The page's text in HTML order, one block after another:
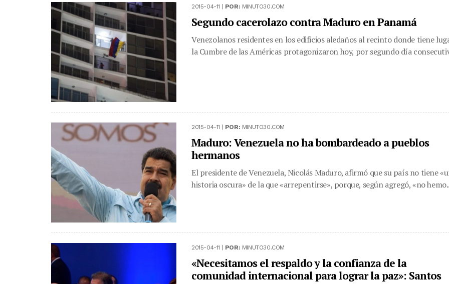
2015-04-11 | POR: MINUTO30.COM
Segundo cacerolazo contra Maduro en Panamá
Venezolanos residentes en los edificios aledaños al recinto donde tiene
la Cumbre de las Américas protagonizaron hoy, por segundo día
2015-04-11 | POR: MINUTO30.COM
Maduro: Venezuela no ha bombardeado a pueblos
hermanos
El presidente de Venezuela, Nicolás Maduro, afirmó que su país no tiene
historia oscura» de la que «arrepentirse», porque, según agregó, «no
2015-04-11 | POR: MINUTO30.COM
«Necesitamos el respaldo y la confianza de la
comunidad internacional para lograr la paz»: Santos